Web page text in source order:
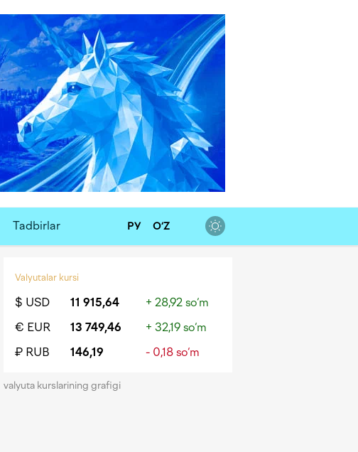
Tadbirlar РУ O‘Z
Valyutalar kursi
$ USD 11 915,64
+ 28,92 so‘m
€ EUR
13 749,46
+ 32,19 so‘m
₽ RUB
146,19 - 0,18 so‘m
valyuta kurslarining grafigi